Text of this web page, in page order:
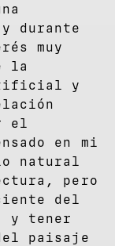
durante
muy
la
y
el
en mi
natural
pero
del
y tener
paisaje